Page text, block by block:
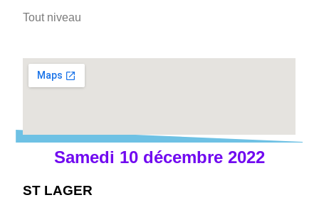
Tout niveau
Samedi 10 décembre 2022
ST LAGER